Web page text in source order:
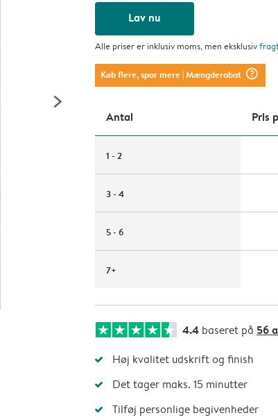
Lav nu
Alle priser er inklusiv moms, men eksklusiv
Køb flere, spar mere| Mængderabat question_mark_circle
Antal Pris
1 - 2
3 - 4
5 - 6
7+
4.4 baseret på 56
Høj kvalitet udskrift og finish
Det tager maks. 15 minutter
Tilføj personlige begivenheder